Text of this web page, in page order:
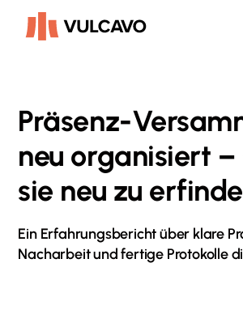
Präsenz-
neu organisiert –
sie neu zu
Ein Erfahrungsbericht über klare
Nacharbeit und fertige Protokolle